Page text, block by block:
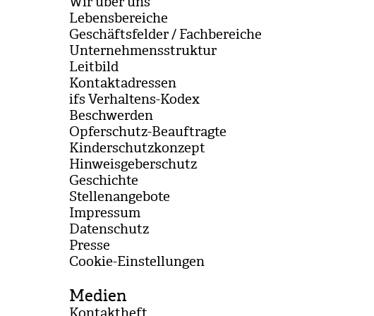
Lebensbereiche
Geschäftsfelder / Fachbereiche
Unternehmensstruktur
Leitbild
Kontaktadressen
ifs Verhaltens-Kodex
Beschwerden
Opferschutz-Beauftragte
Kinderschutzkonzept
Hinweisgeberschutz
Geschichte
Stellenangebote
Impressum
Datenschutz
Presse
Coo­kie-Ein­stel­lun­gen
Medien